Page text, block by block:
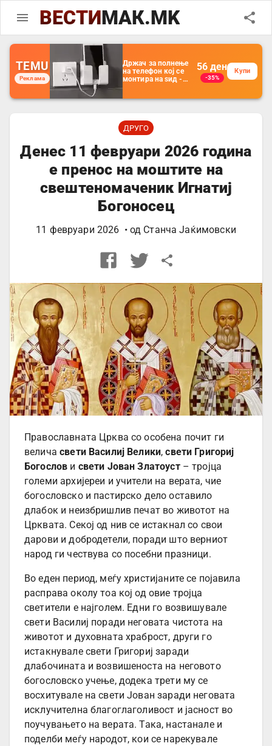
ВЕСТИМАК.MK
TEMU
Реклама
Држач за полнење
на телефон кој се
монтира на ѕид -
организатор за
далечински
управувач
56 ден
-35%
Купи
ДРУГО
Денес 11 февруари 2026 година
е пренос на моштите на
свештеномаченик Игнатиј
Богоносец
11 февруари 2026 • од Станча Јаќимовски
Православната Црква со особена почит ги
величасвети Василиј Велики,свети Григориј
Богослов и свети Јован Златоуст– тројца
големи архијереи и учители на верата, чие
богословско и пастирско дело оставило
длабок и неизбришлив печат во животот на
Црквата. Секој од нив се истакнал со свои
дарови и добродетели, поради што верниот
народ ги чествува со посебни празници.
Во еден период, меѓу христијаните се појавила
расправа околу тоа кој од овие тројца
светители е најголем. Едни го возвишувале
свети Василиј поради неговата чистота на
животот и духовната храброст, други го
истакнувале свети Григориј заради
длабочината и возвишеноста на неговото
богословско учење, додека трети му се
восхитувале на свети Јован заради неговата
исклучителна благоглаголивост и јасност во
поучувањето на верата. Така, настанале и
поделби меѓу народот, кои се нарекувале